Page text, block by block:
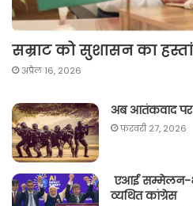
सम्राट को सुशासन का
अप्रैल 16, 2026
अब आतंकवाद पर
फ़रवरी 27, 2026
एआई सम्मेलन-
व्यथित कांग्रेस